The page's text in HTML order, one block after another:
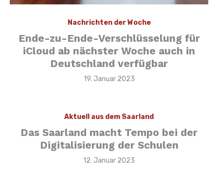
Nachrichten der Woche
Ende-zu-Ende-Verschlüsselung für
iCloud ab nächster Woche auch in
Deutschland verfügbar
Veröffentlicht
19. Januar 2023
Aktuell aus dem Saarland
Das Saarland macht Tempo bei der
Digitalisierung der Schulen
Veröffentlicht
12. Januar 2023